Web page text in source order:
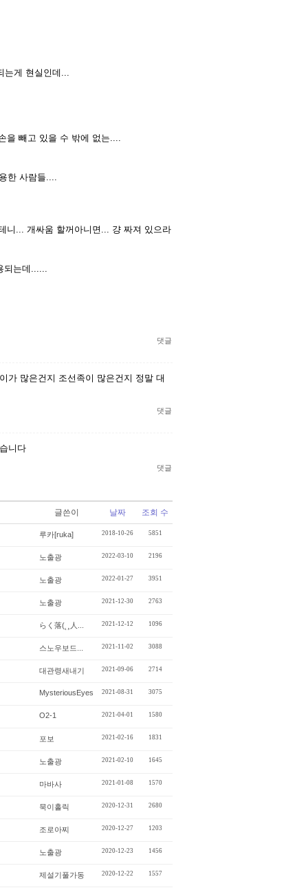
는게 현실인데...
을 빼고 있을 수 밖에 없는....
한 사람들....
니... 개싸움 할꺼아니면... 걍 짜져 있으라
되는데......
댓글
가 많은건지 조선족이 많은건지 정말 대
댓글
니다
댓글
글쓴이 날짜 조회 수
루카[ruka] 2018-10-26 5851
노출광 2022-03-10 2196
노출광 2022-01-27 3951
노출광 2021-12-30 2763
らく落(˛¸人... 2021-12-12 1096
스노우보드... 2021-11-02 3088
대관령새내기 2021-09-06 2714
MysteriousEyes 2021-08-31 3075
O2-1 2021-04-01 1580
포보 2021-02-16 1831
노출광 2021-02-10 1645
마바사 2021-01-08 1570
묵이홀릭 2020-12-31 2680
조로아찌 2020-12-27 1203
노출광 2020-12-23 1456
제설기풀가동 2020-12-22 1557